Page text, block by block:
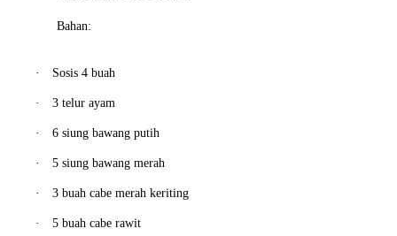
Bahan:
· Sosis 4 buah
· 3 telur ayam
· 6 siung bawang putih
· 5 siung bawang merah
· 3 buah cabe merah keriting
· 5 buah cabe rawit